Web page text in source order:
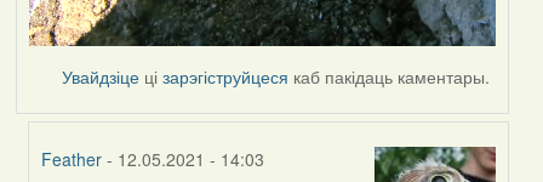
Увайдзіце цізарэгіструйцеся каб пакідаць каментары.
Feather - 12.05.2021 - 14:03